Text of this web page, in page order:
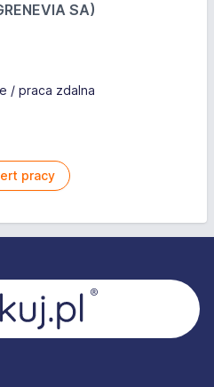
SA)
/ praca zdalna
pracy